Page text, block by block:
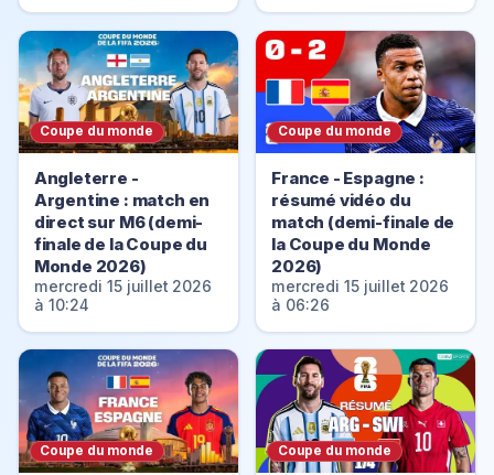
Coupe du monde
Angleterre -
Argentine : match en
direct sur M6 (demi-
finale de la Coupe du
Monde 2026)
mercredi 15 juillet 2026
à 10:24
Coupe du monde
France - Espagne :
résumé vidéo du
match (demi-finale de
la Coupe du Monde
2026)
mercredi 15 juillet 2026
à 06:26
Coupe du monde Coupe du monde